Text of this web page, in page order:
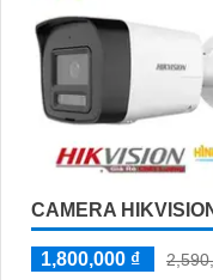
CAMERA
1,800,000 ₫